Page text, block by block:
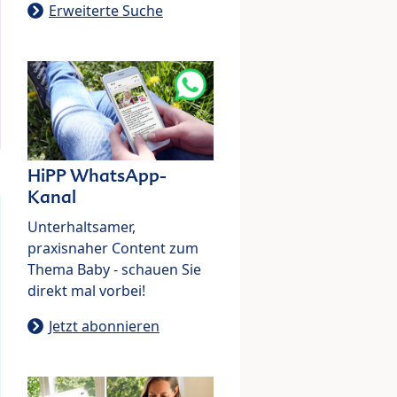
Erweiterte Suche
HiPP WhatsApp-
Kanal
Unterhaltsamer,
praxisnaher Content zum
Thema Baby - schauen Sie
direkt mal vorbei!
Jetzt abonnieren